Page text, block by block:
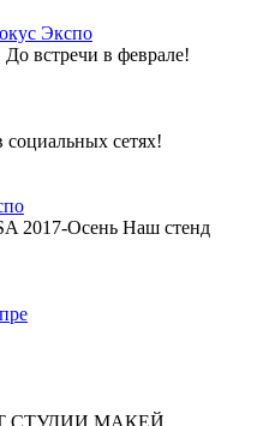
Экспо
встречи в феврале!
социальных сетях!
2017-Осень Наш стенд
СТУДИИ МАКЕЙ